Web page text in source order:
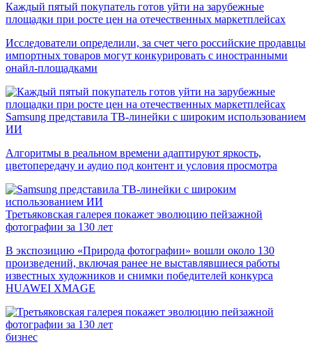
Каждый пятый покупатель готов уйти на зарубежные
площадки при росте цен на отечественных маркетплейсах
Исследователи определили, за счет чего российские продавцы
импортных товаров могут конкурировать с иностранными
онайл-площадками
Samsung представила ТВ-линейки с широким использованием
ИИ
Алгоритмы в реальном времени адаптируют яркость,
цветопередачу и аудио под контент и условия просмотра
Третьяковская галерея покажет эволюцию пейзажной
фотографии за 130 лет
В экспозицию «Природа фотографии» вошли около 130
произведений, включая ранее не выставлявшиеся работы
известных художников и снимки победителей конкурса
HUAWEI XMAGE
бизнес